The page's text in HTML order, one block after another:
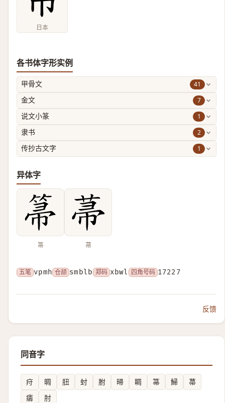
日本
各书体字形实例
甲骨文 41
金文 7
说文小篆 1
隶书 2
传抄古文字 1
异体字
箒 菷
五笔 vpmh 仓颉 smblb 郑码 xbwl 四角号码 17227
反馈
同音字
疛 晭 䏔 䖞 胕 㫶 睭 箒 鯞
菷
㿒
肘